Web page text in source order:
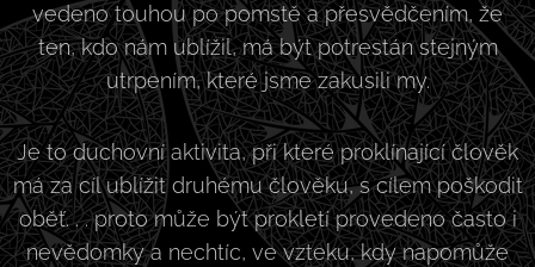
vedeno touhou po pomstě a přesvědčením, že
ten, kdo nám ublížil, má být potrestán stejným
utrpením, které jsme zakusili my.
Je to duchovní aktivita, při které proklínající člověk
má za cíl ublížit druhému člověku, s cílem poškodit
oběť. . . proto může být prokletí provedeno často i
nevědomky a nechtíc, ve vzteku, kdy napomůže